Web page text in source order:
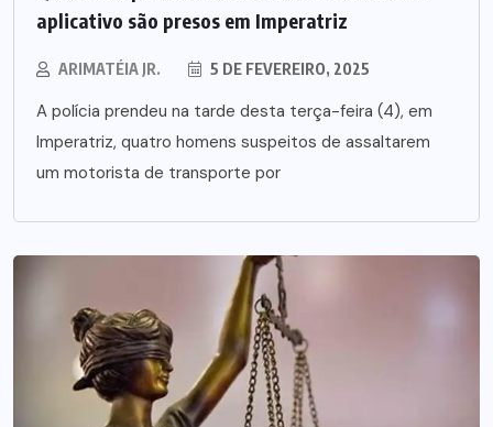
aplicativo são presos em Imperatriz
ARIMATÉIA JR. 5 DE FEVEREIRO, 2025
A polícia prendeu na tarde desta terça-feira (4), em
Imperatriz, quatro homens suspeitos de assaltarem
um motorista de transporte por